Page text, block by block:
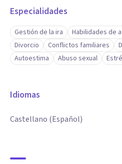
Especialidades
Gestión de la ira Habilidades de
Divorcio
Conflictos familiares
Autoestima
Abuso sexual
Idiomas
Castellano (Español)